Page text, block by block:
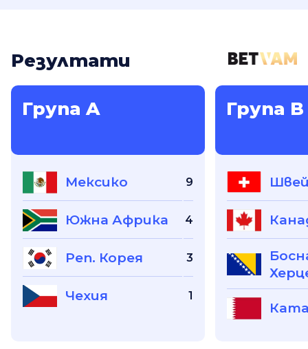
Резултати
Група A
Мексико 9
Южна Африка 4
Реп. Корея 3
Чехия 1
Група B